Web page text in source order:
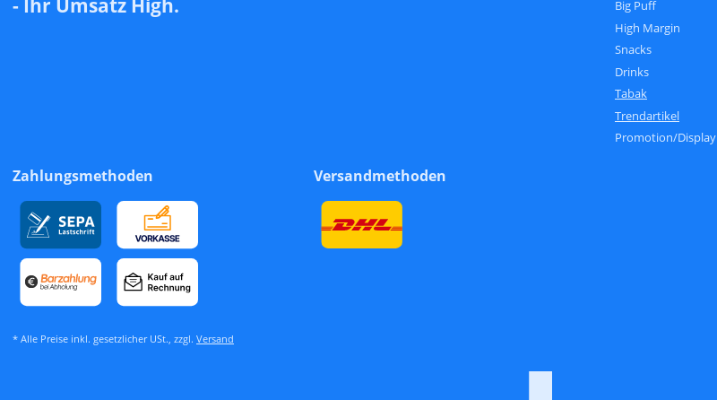
Big Puff
High Margin
Snacks
Drinks
Tabak
Trendartikel
Promotion/Display
Zahlungsmethoden Versandmethoden
* Alle Preise inkl. gesetzlicher USt., zzgl. Versand